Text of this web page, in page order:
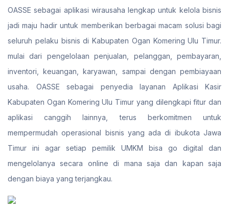
OASSE sebagai aplikasi wirausaha lengkap untuk kelola bisnis
jadi maju hadir untuk memberikan berbagai macam solusi bagi
seluruh pelaku bisnis di Kabupaten Ogan Komering Ulu Timur.
mulai dari pengelolaan penjualan, pelanggan, pembayaran,
inventori, keuangan, karyawan, sampai dengan pembiayaan
usaha. OASSE sebagai penyedia layanan Aplikasi Kasir
Kabupaten Ogan Komering Ulu Timur yang dilengkapi fitur dan
aplikasi canggih lainnya, terus berkomitmen untuk
mempermudah operasional bisnis yang ada di ibukota Jawa
Timur ini agar setiap pemilik UMKM bisa go digital dan
mengelolanya secara online di mana saja dan kapan saja
dengan biaya yang terjangkau.